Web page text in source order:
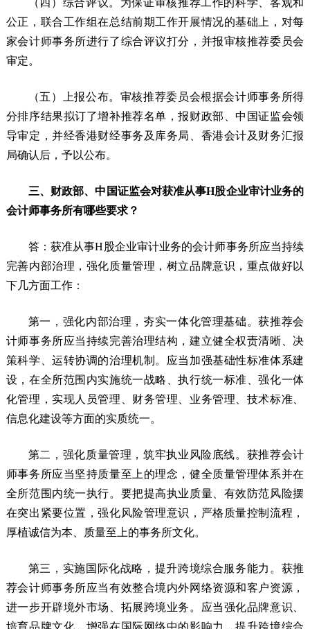
（四）综合评议。为保证审核推荐工作的科学、客观和
公正，联合工作组在总结前期工作开展情况的基础上，对每
家会计师事务所进行了综合评议打分，并报审核推荐委员会
审定。
（五）上报公布。审核推荐委员会根据会计师事务所得
分排序结果拟订了增补推荐名单，报财政部、中国证监会领
导审定，并经香港财经事务及库务局、香港会计及财务汇报
局确认后，予以公布。
三、财政部、中国证监会对获准从事H股企业审计业务的
会计师事务所有哪些要求？
答：获准从事H股企业审计业务的会计师事务所应当持续
完善内部治理，强化质量管理，树立品牌意识，重点做好以
下几方面工作：
第一，强化内部治理，夯实一体化管理基础。获推荐会
计师事务所应当持续完善治理结构，建立健全权责清晰、决
策科学、运转协调的治理机制。应当加强基础性标准体系建
设，在全所范围内实施统一战略、执行统一标准、强化一体
化管理，实现人员管理、财务管理、业务管理、技术标准、
信息化建设等方面的实质统一。
第二，强化质量管理，筑牢执业风险底线。获推荐会计
师事务所应当坚持质量至上的理念，健全质量管理体系并在
全所范围内统一执行。要把提高执业质量、有效防范风险摆
在突出紧要位置，强化风险管理意识，严格质量控制流程，
厚植诚信为本、质量至上的事务所文化。
第三，实施国际化战略，提升跨境综合服务能力。获推
荐会计师事务所应当有效整合境内外网络资源和客户资源，
进一步开辟境外市场、拓展跨境业务。应当强化品牌意识、
培育品牌文化，增强在国际网络中的影响力，提升跨境综合